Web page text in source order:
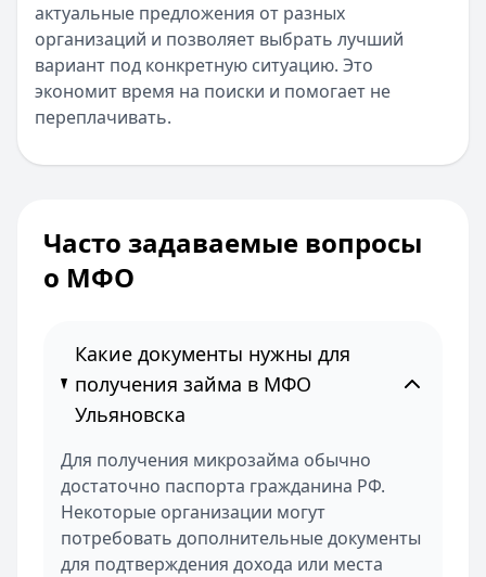
актуальные предложения от разных
организаций и позволяет выбрать лучший
вариант под конкретную ситуацию. Это
экономит время на поиски и помогает не
переплачивать.
Часто задаваемые вопросы
о МФО
Какие документы нужны для
получения займа в МФО
Ульяновска
Для получения микрозайма обычно
достаточно паспорта гражданина РФ.
Некоторые организации могут
потребовать дополнительные документы
для подтверждения дохода или места